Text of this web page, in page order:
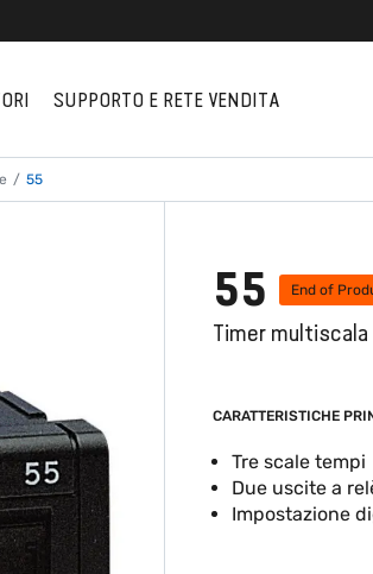
SUPPORTO E RETE VENDITA
55
55 End of
Timer
CARATTERISTICHE
Tre scale tempi
Due uscite a
Impostazione